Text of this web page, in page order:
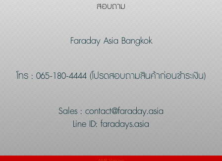
สอบถาม
Faraday Asia Bangkok
โทร : 065-180-4444 (โปรดสอบถามสินค้าก่อนชำระเงิน)
Sales : contact@faraday.asia
Line ID: faradays.asia